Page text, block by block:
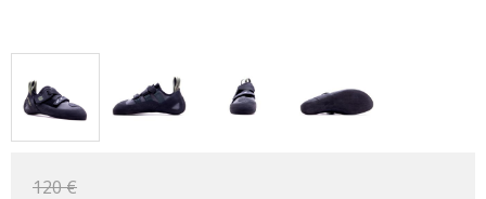
120 €